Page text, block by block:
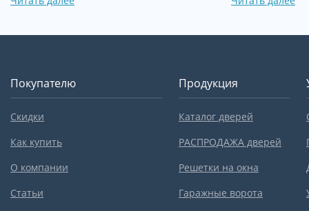
Покупателю
Скидки
Как купить
О компании
Статьи
Продукция
Каталог дверей
РАСПРОДАЖА дверей
Решетки на окна
Гаражные ворота